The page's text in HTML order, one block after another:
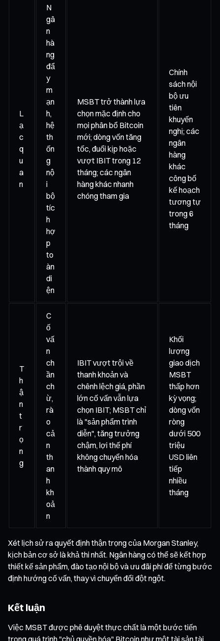
L
ạ
c
q
u
a
n
N
gâ
n
hà
ng
đẩ
y
m
ạn
h,
hệ
th
ốn
g
nộ
i
bộ
tíc
h
hợ
p
to
àn
di
ện
MSBT trở thành lựa
chọn mặc định cho
mọi phân bổ Bitcoin
mới; dòng vốn tăng
tốc, đuổi kịp hoặc
vượt IBIT trong 12
tháng; các ngân
hàng khác nhanh
chóng tham gia
Chính
sách nội
bộ ưu
tiên
khuyến
nghị; các
ngân
hàng
khác
công bố
kế hoạch
tương tự
trong 6
tháng
T
h
ậ
n
t
r
ọ
n
g
C
ố
vấ
n
ch
ần
ch
ừ,
rà
o
cả
n
th
an
h
kh
oả
n
IBIT vượt trội về
thanh khoản và
chênh lệch giá, phần
lớn cố vấn vẫn lựa
chọn IBIT; MSBT chỉ
là "sản phẩm trình
diễn", tăng trưởng
chậm, lợi thế phí
không chuyển hóa
thành quy mô
Khối
lượng
giao dịch
MSBT
thấp hơn
kỳ vọng;
dòng vốn
ròng
dưới 500
triệu
USD liên
tiếp
nhiều
tháng
Xét lịch sử ra quyết định thận trọng của Morgan Stanley,
kịch bản cơ sở là khả thi nhất. Ngân hàng có thể sẽ kết hợp
thiết kế sản phẩm, đào tạo nội bộ và ưu đãi phí để từng bước
định hướng cố vấn, thay vì chuyển đổi đột ngột.
Kết luận
Việc MSBT được phê duyệt thực chất là một bước tiến
trong quá trình "chủ quyền hóa" Bitcoin như một tài sản tài